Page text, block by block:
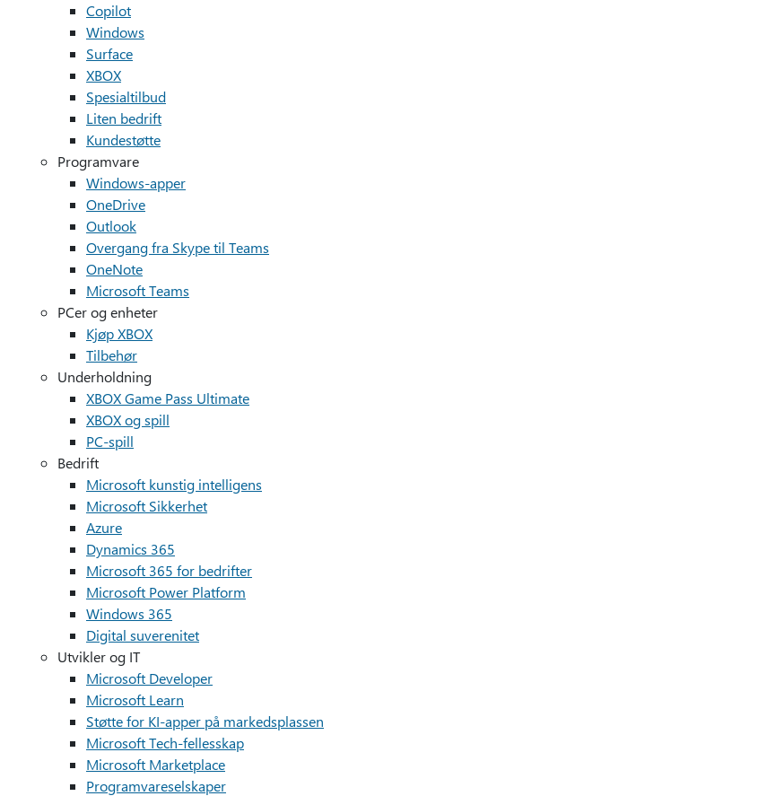
Copilot
Windows
Surface
XBOX
Spesialtilbud
Liten bedrift
Kundestøtte
Programvare
Windows-apper
OneDrive
Outlook
Overgang fra Skype til Teams
OneNote
Microsoft Teams
PCer og enheter
Kjøp XBOX
Tilbehør
Underholdning
XBOX Game Pass Ultimate
XBOX og spill
PC-spill
Bedrift
Microsoft kunstig intelligens
Microsoft Sikkerhet
Azure
Dynamics 365
Microsoft 365 for bedrifter
Microsoft Power Platform
Windows 365
Digital suverenitet
Utvikler og IT
Microsoft Developer
Microsoft Learn
Støtte for KI-apper på markedsplassen
Microsoft Tech-fellesskap
Microsoft Marketplace
Programvareselskaper